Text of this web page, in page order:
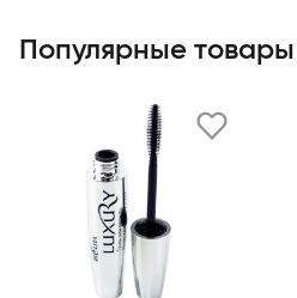
Популярные товары